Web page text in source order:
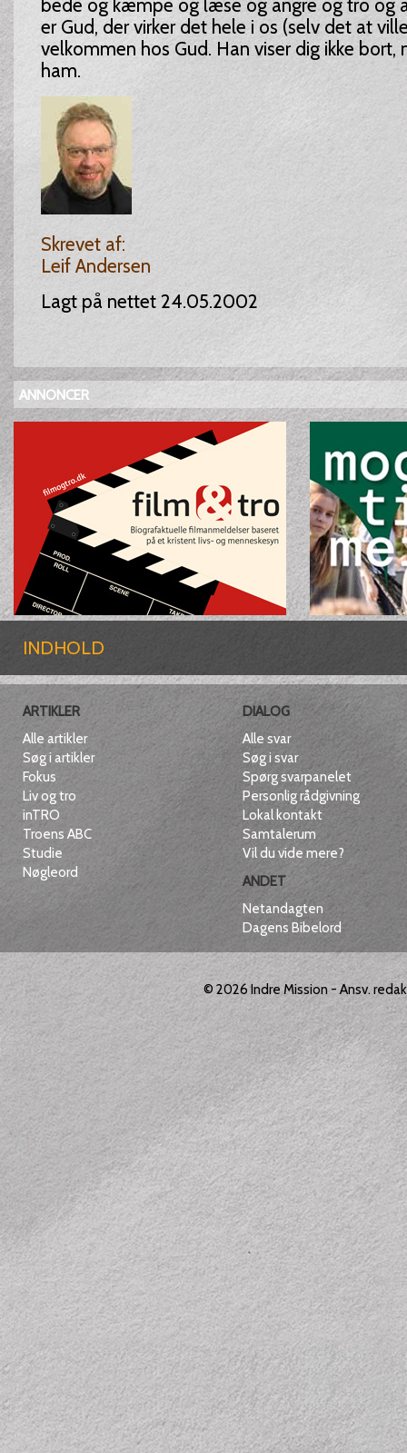
bede og kæmpe og læse og angre og tro og
er Gud, der virker det hele i os (selv det at
velkommen hos Gud. Han viser dig ikke bort,
ham.
Skrevet af:
Leif Andersen
Lagt på nettet 24.05.2002
ANNONCER
INDHOLD
ARTIKLER
Alle artikler
Søg i artikler
Fokus
Liv og tro
inTRO
Troens ABC
Studie
Nøgleord
DIALOG
Alle svar
Søg i svar
Spørg svarpanelet
Personlig rådgivning
Lokal kontakt
Samtalerum
Vil du vide mere?
ANDET
Netandagten
Dagens Bibelord
© 2026 Indre Mission - Ansv.